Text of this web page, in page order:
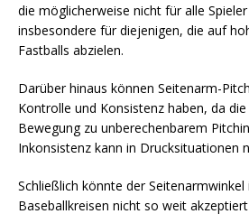
die möglicherweise nicht für alle
insbesondere für diejenigen, die auf
Fastballs abzielen.
Darüber hinaus können Seitenarm-
Kontrolle und Konsistenz haben, da
Bewegung zu unberechenbarem
Inkonsistenz kann in Drucksituationen
Schließlich könnte der
Baseballkreisen nicht so weit